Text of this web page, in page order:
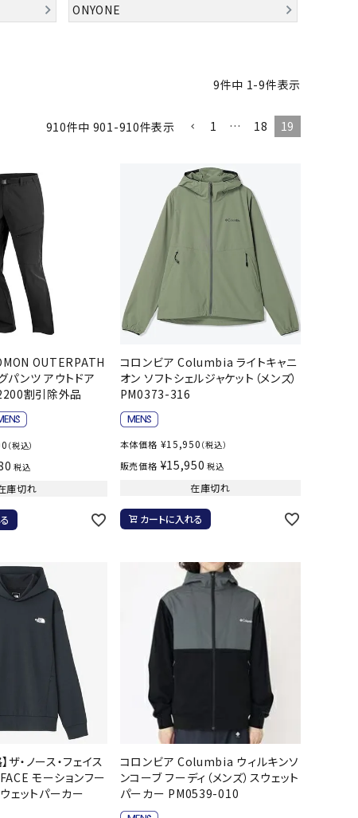
式バット
ニア野球ウェア
ィング手袋
ーグローブ（守備用手袋）
手袋
・ケース
ナンス用品
ス・ストッキング
アクセサリー
エッジガード
テニスウェア
その他アクセサリー
バスケットボール
ットボールシューズ
ットボールウェア
カウェア・グッズ
（バスケットボール）
ル用品（バスケットボール）
ス
アクセサリー
バレーボール
バレーボールシューズ
バレーボール用サポーター
ボール（バレーボール）
ボール用品（バレーボール）
ソックス
スイム・競泳
水着・練習水着
トネス水着
キャップ
アクセサリー
スポーツ
ランニング
メンズランニングシューズ
レディースランニングシューズ
ジュニアランニングシューズ
ランニングウェア
ランニングタイツ
ランニングソックス
ランニングキャップ
野球ソックス
トレッキングソックス
ラグビーソックス
トレーニング・ジム・カジュアル
サンバイザー
ニット帽・ビーニー
その他キャップ
Y
hummel le coq sportif
manduka
ハシオリジ
MIZUNO molten MTG
Ocean Pacific
phiten Prince PUMA
ONYONE
9件中 1-9件表示
910件中 901 -910件表示 1 … 18 19
OUTERPATH
ンツ アウトドア
割引除外品
（税込）
税込
庫切れ
コロンビア Columbia ライトキャニ
オン ソフトシェルジャケット（メンズ）
PM0373-316
本体価格 ¥15,950 （税込）
販売価格 ¥15,950 税込
在庫切れ
カートに入れる
ザ・ノース・フェイス
モーションフー
ウェットパーカー
コロンビア Columbia ウィルキンソ
ンコーブ フーディ（メンズ）スウェット
パーカー PM0539-010